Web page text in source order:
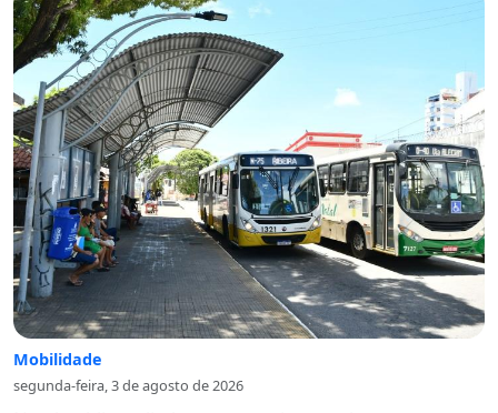
Mobilidade
segunda-feira, 3 de agosto de 2026